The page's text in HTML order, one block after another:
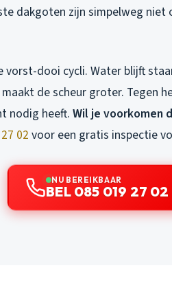
dakgoten zijn simpelweg
vorst-dooi cycli. Water blijft
de scheur groter. Tegen
nodig heeft.Wil je voorkomen
02 voor een gratis inspectie
NU BEREIKBAAR
BEL 085 019 27 02